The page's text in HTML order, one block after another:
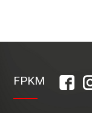
FPKM